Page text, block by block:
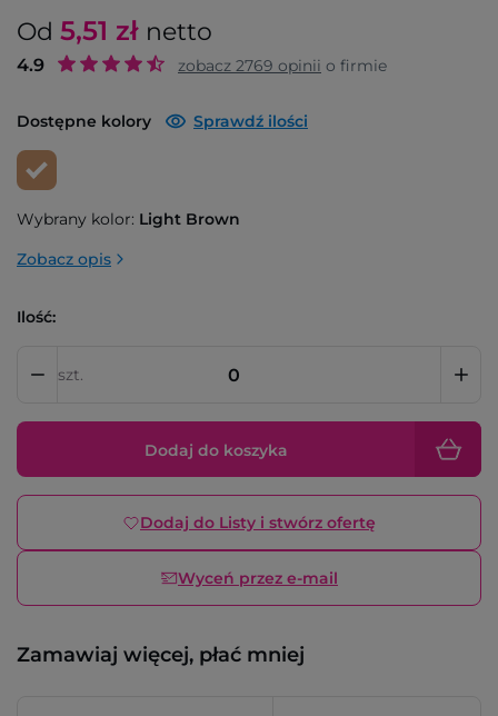
Od 5,51 zł netto
4.9 zobacz 2769 opinii o firmie
Dostępne kolory Sprawdź ilości
Wybrany kolor: Light Brown
Zobacz opis
Ilość:
szt.
Dodaj do koszyka
Dodaj do Listy i stwórz ofertę
Wyceń przez e-mail
Zamawiaj więcej, płać mniej